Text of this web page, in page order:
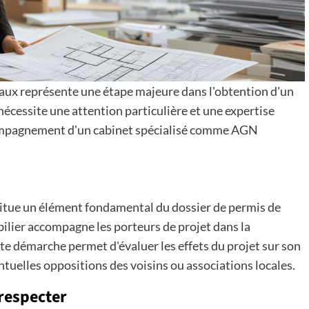
représente une étape majeure dans l'obtention d'un
une attention particulière et une expertise
d'un cabinet spécialisé comme AGN
un élément fondamental du dossier de permis de
accompagne les porteurs de projet dans la
démarche permet d'évaluer les effets du projet sur son
oppositions des voisins ou associations locales.